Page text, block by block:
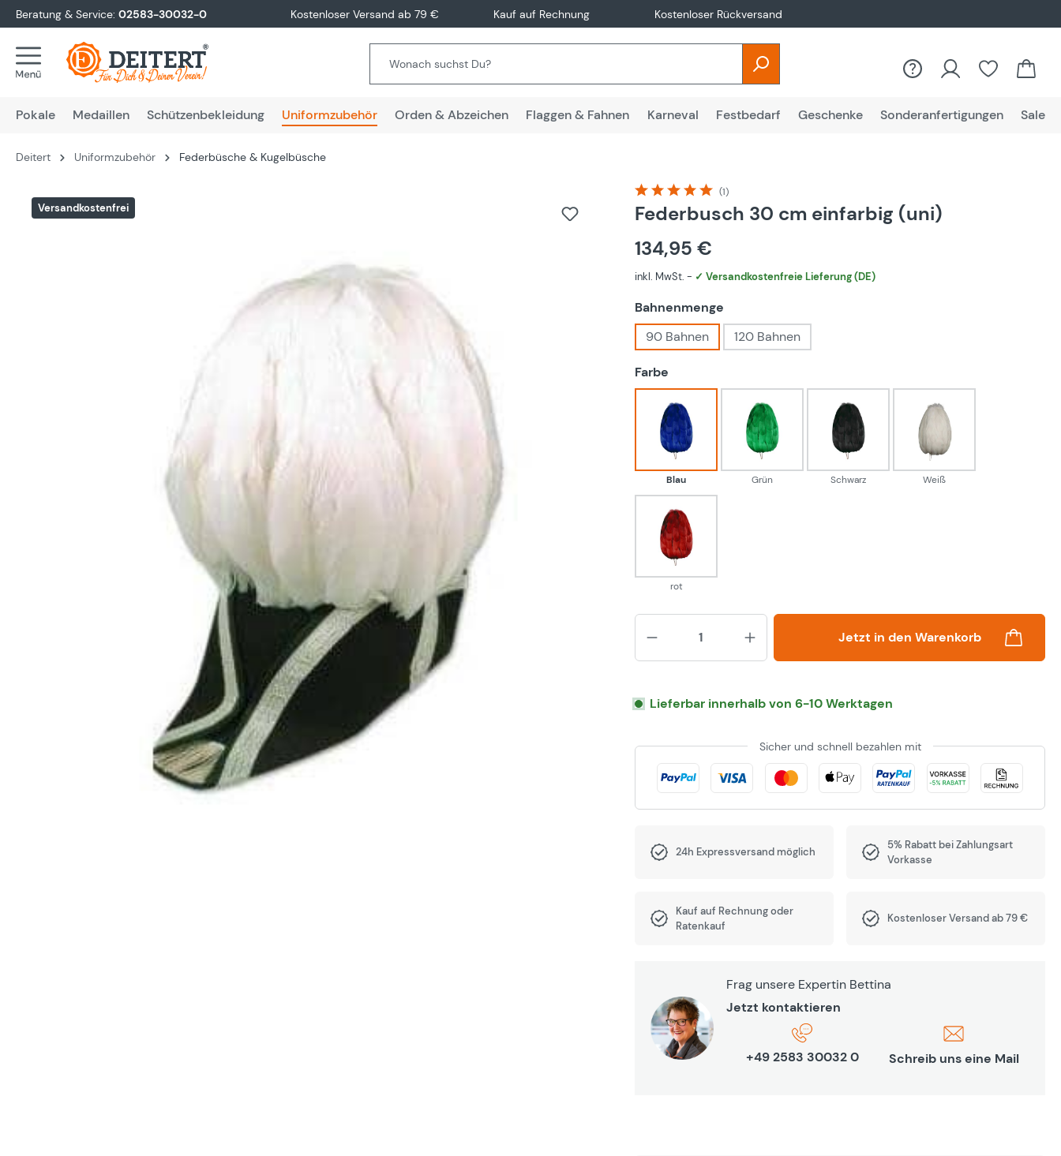
Zur Hauptnavigation springen
Beratung & Service: 02583-30032-0 Kostenloser Versand ab 79 € Kauf auf Rechnung Kostenloser Rückversand
Pokale Medaillen Schützenbekleidung Uniformzubehör Orden & Abzeichen Flaggen & Fahnen Karneval Festbedarf Geschenke Sonderanfertigungen Sale
Deitert Uniformzubehör Federbüsche & Kugelbüsche
Versandkostenfrei Durchschnittliche Bewertung von 5 von 5 Sternen
(1)
Federbusch 30 cm einfarbig (uni)
134,95 €
inkl. MwSt. - ✓ Versandkostenfreie Lieferung (DE)
Bahnenmenge
90 Bahnen
120 Bahnen
Farbe
Blau
Blau
Grün
Grün
Schwarz
Schwarz
Weiß
Weiß
rot
rot
Produkt Anzahl: Gib den
Jetzt in den Warenkorb
Lieferbar innerhalb von 6-10 Werktagen
Sicher und schnell bezahlen mit
24h Expressversand möglich
5% Rabatt bei Zahlungsart
Vorkasse
Kauf auf Rechnung oder
Ratenkauf
Kostenloser Versand ab 79 €
Frag unsere Expertin Bettina
Jetzt kontaktieren
+49 2583 30032 0 Schreib uns eine Mail